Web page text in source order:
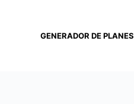
GENERADOR DE PLANES